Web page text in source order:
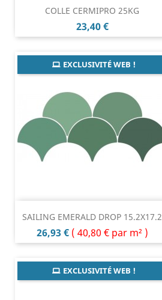
COLLE CERMIPRO 25KG
Prix
23,40 €
SAILING EMERALD DROP 15.2X17.2
Prix
26,93 € ( 40,80 € par m² )
EXCLUSIVITÉ WEB !
EXCLUSIVITÉ WEB !